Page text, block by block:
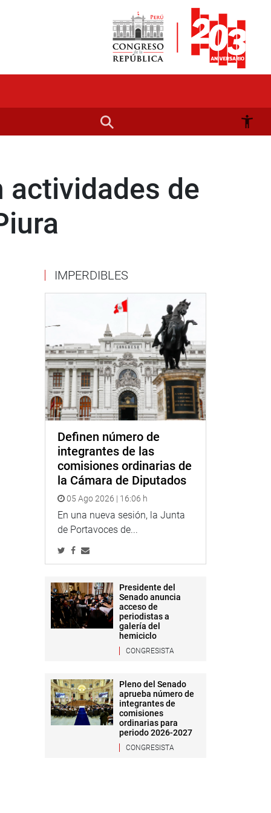
actividades de
IMPERDIBLES
Definen número de
integrantes de las
comisiones ordinarias de
la Cámara de Diputados
05 Ago 2026 | 16:06 h
En una nueva sesión, la Junta
de Portavoces de...
Presidente del
Senado anuncia
acceso de
periodistas a
galería del
hemiciclo
CONGRESISTA
Pleno del Senado
aprueba número de
integrantes de
comisiones
ordinarias para
periodo 2026-2027
CONGRESISTA